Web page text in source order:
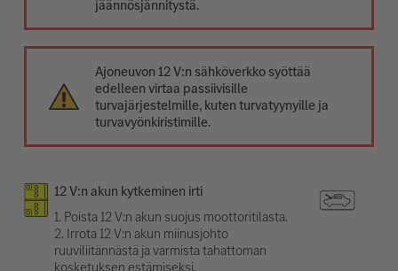
jäännösjännitystä.
Ajoneuvon 12 V:n sähköverkko syöttää
edelleen virtaa passiivisille
turvajärjestelmille, kuten turvatyynyille ja
turvavyönkiristimille.
12 V:n akun kytkeminen irti
1. Poista 12 V:n akun suojus moottoritilasta.
2. Irrota 12 V:n akun miinusjohto
ruuviliitännästä ja varmista tahattoman
kosketuksen estämiseksi.